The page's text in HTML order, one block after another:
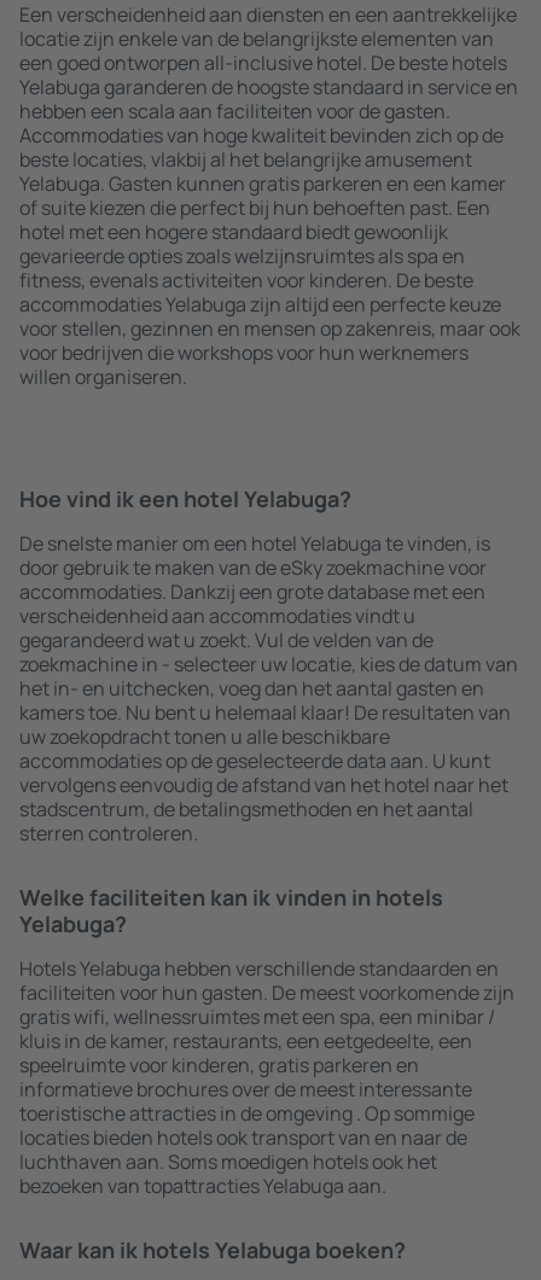
Een verscheidenheid aan diensten en een aantrekkelijke
locatie zijn enkele van de belangrijkste elementen van
een goed ontworpen all-inclusive hotel. De beste hotels
Yelabuga garanderen de hoogste standaard in service en
hebben een scala aan faciliteiten voor de gasten.
Accommodaties van hoge kwaliteit bevinden zich op de
beste locaties, vlakbij al het belangrijke amusement
Yelabuga. Gasten kunnen gratis parkeren en een kamer
of suite kiezen die perfect bij hun behoeften past. Een
hotel met een hogere standaard biedt gewoonlijk
gevarieerde opties zoals welzijnsruimtes als spa en
fitness, evenals activiteiten voor kinderen. De beste
accommodaties Yelabuga zijn altijd een perfecte keuze
voor stellen, gezinnen en mensen op zakenreis, maar ook
voor bedrijven die workshops voor hun werknemers
willen organiseren.
Hoe vind ik een hotel Yelabuga?
De snelste manier om een hotel Yelabuga te vinden, is
door gebruik te maken van de eSky zoekmachine voor
accommodaties. Dankzij een grote database met een
verscheidenheid aan accommodaties vindt u
gegarandeerd wat u zoekt. Vul de velden van de
zoekmachine in - selecteer uw locatie, kies de datum van
het in- en uitchecken, voeg dan het aantal gasten en
kamers toe. Nu bent u helemaal klaar! De resultaten van
uw zoekopdracht tonen u alle beschikbare
accommodaties op de geselecteerde data aan. U kunt
vervolgens eenvoudig de afstand van het hotel naar het
stadscentrum, de betalingsmethoden en het aantal
sterren controleren.
Welke faciliteiten kan ik vinden in hotels
Yelabuga?
Hotels Yelabuga hebben verschillende standaarden en
faciliteiten voor hun gasten. De meest voorkomende zijn
gratis wifi, wellnessruimtes met een spa, een minibar /
kluis in de kamer, restaurants, een eetgedeelte, een
speelruimte voor kinderen, gratis parkeren en
informatieve brochures over de meest interessante
toeristische attracties in de omgeving . Op sommige
locaties bieden hotels ook transport van en naar de
luchthaven aan. Soms moedigen hotels ook het
bezoeken van topattracties Yelabuga aan.
Waar kan ik hotels Yelabuga boeken?